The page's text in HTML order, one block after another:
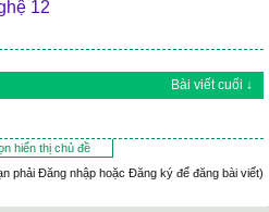
12
Bài viết cuối ↓
hiển thị chủ đề
phải Đăng nhập hoặc Đăng ký để đăng bài viết)